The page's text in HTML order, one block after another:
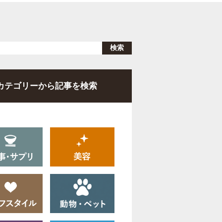
テゴリーから記事を検索